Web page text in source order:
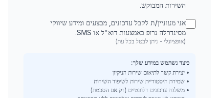
השירות המבוקש.
אני מעוניין/ת לקבל עדכונים, מבצעים ומידע שיווקי
מסינדרלה גרופ באמצעות דוא"ל או SMS.
(אופציונלי - ניתן לבטל בכל עת)
כיצד נשתמש במידע שלך:
• יצירת קשר לתיאום שירות הניקיון
• שמירת היסטוריית שירות לשיפור השירות
• משלוח עדכונים רלוונטיים (רק אם הסכמת)